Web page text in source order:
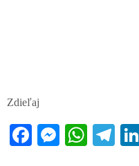
Zdieľaj
Fa M
W
Te